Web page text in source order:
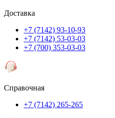
Доставка
+7 (7142) 93-10-93
+7 (7142) 53-03-03
+7 (700) 353-03-03
Справочная
+7 (7142) 265-265